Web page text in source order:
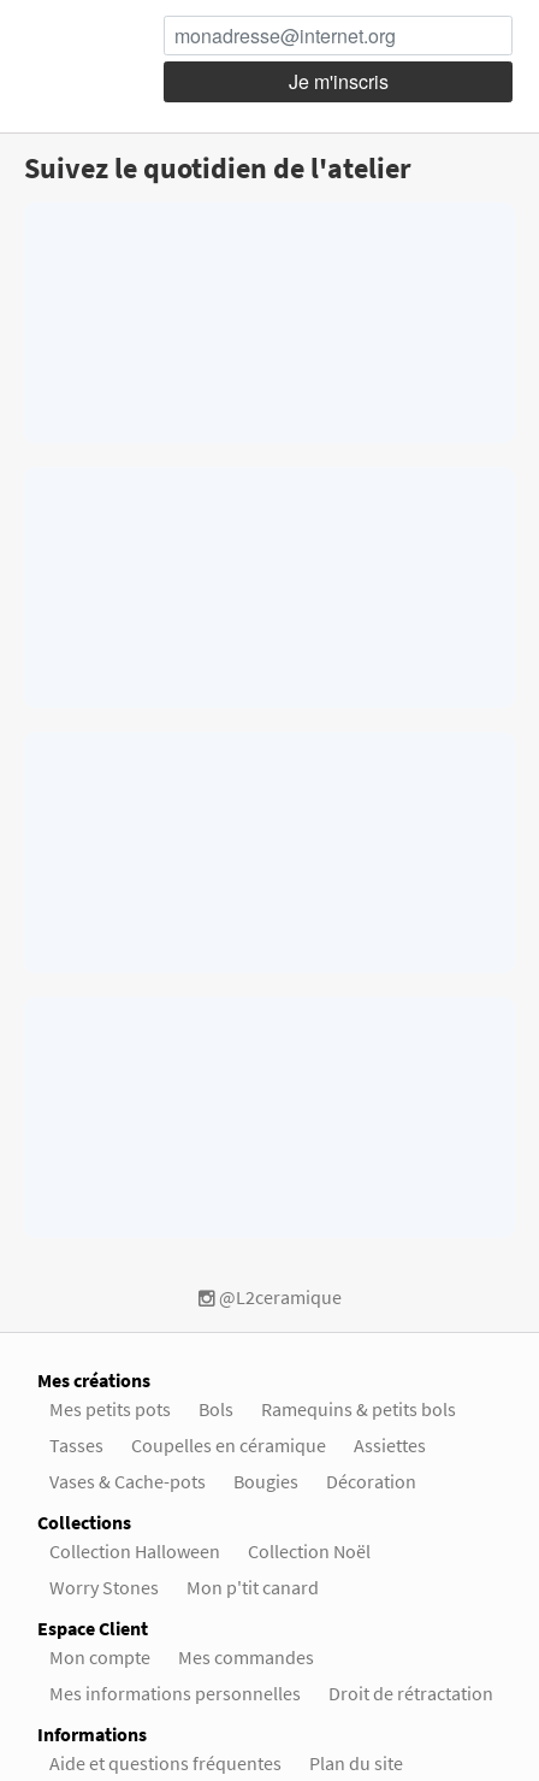
Suivez le quotidien de l'atelier
@L2ceramique
Mes créations
Mes petits pots
Bols
Ramequins & petits bols
Tasses
Coupelles en céramique
Assiettes
Vases & Cache-pots
Bougies
Décoration
Collections
Collection Halloween
Collection Noël
Worry Stones
Mon p'tit canard
Espace Client
Mon compte
Mes commandes
Mes informations personnelles
Droit de rétractation
Informations
Aide et questions fréquentes
Plan du site